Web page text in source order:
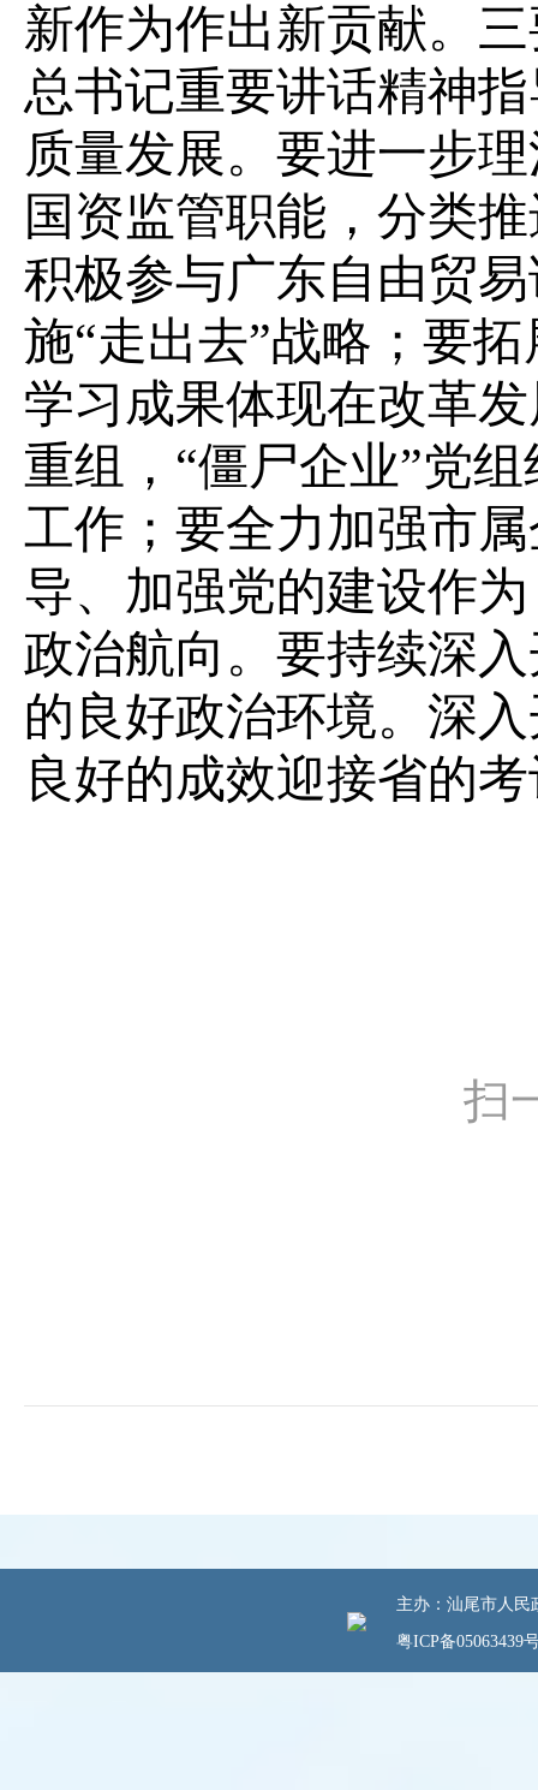
新作为作出新贡献。
总书记重要讲话精神
质量发展。要进一步
国资监管职能，分类
积极参与广东自由贸
施“走出去”战略； 要拓
学习成果体现在改革
重组，“僵尸企业”党
工作； 要全力加强市
导、加强党的建设作为
政治航向 。要持续深
的良好政治环境。深
良好的成效迎接省的
扫
主办：汕尾市人民
粤ICP备05063439